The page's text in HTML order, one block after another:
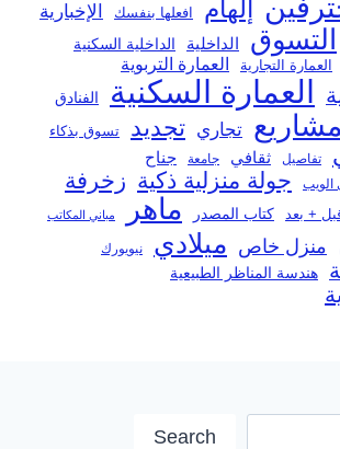
إلهام افعلها بنفسك الإخبارية
التسوق الداخلية الداخلية السكنية
العمارة التجارية العمارة التربوية
العمارة السكنية الفنادق
تجاري تجديد تسوق بذكاء
تفاصيل ثقافي جامعة جناح
الويب جولة منزلية ذكية زخرفة
+ بعد كتاب المصدر ماهر مباني المكاتب
منزل خاص ميلادي نيويورك
هندسة المناظر الطبيعية
Search